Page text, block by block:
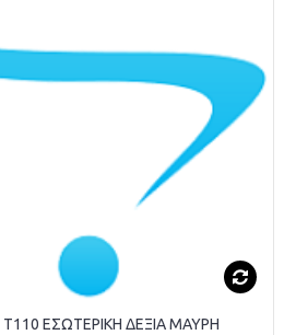
T110 ΕΣΩΤΕΡΙΚΗ ΔΕΞΙΑ ΜΑΥΡΗ